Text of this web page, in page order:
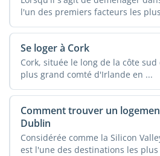
l'un des premiers facteurs les
Se loger à Cork
Cork, située le long de la côte
plus grand comté d'Irlande en ...
Comment trouver un
Dublin
Considérée comme la Silicon
est l'une des destinations les plus